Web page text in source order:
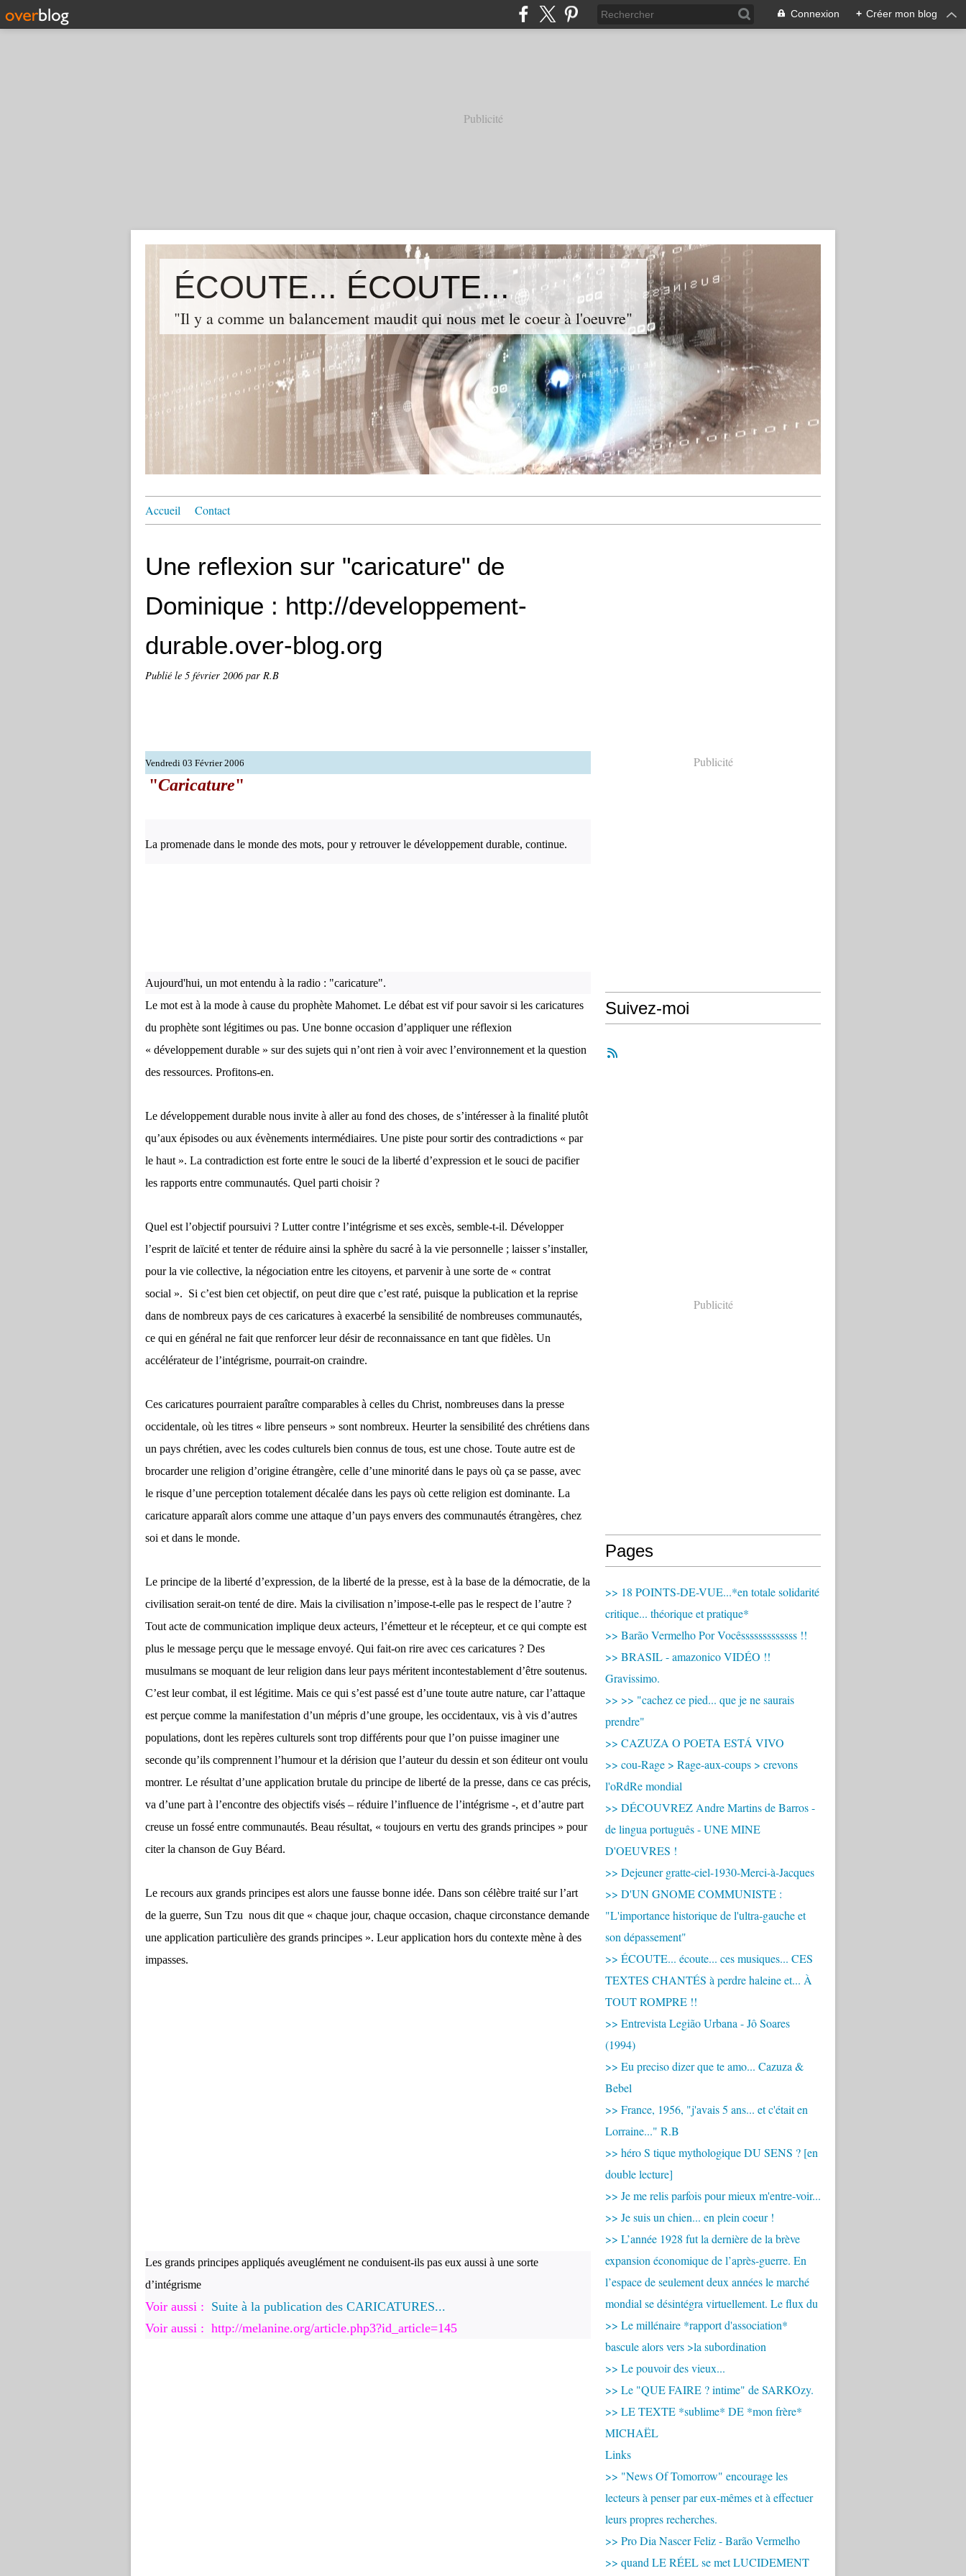
Connexion + Créer mon blog
Publicité
ÉCOUTE... ÉCOUTE...
"Il y a comme un balancement maudit qui nous met le coeur à l'oeuvre"
Accueil Contact
Une reflexion sur "caricature" de
Dominique : http://developpement-
durable.over-blog.org
Publié le 5 février 2006par R.B
Vendredi 03 Février 2006
"Caricature"
La promenade dans le monde des mots, pour y retrouver le développement durable, continue.
Aujourd'hui, un mot entendu à la radio : "caricature".
Le mot est à la mode à cause du prophète Mahomet. Le débat est vif pour savoir si les caricatures
du prophète sont légitimes ou pas. Une bonne occasion d’appliquer une réflexion
« développement durable » sur des sujets qui n’ont rien à voir avec l’environnement et la question
des ressources. Profitons-en.
Le développement durable nous invite à aller au fond des choses, de s’intéresser à la finalité plutôt
qu’aux épisodes ou aux évènements intermédiaires. Une piste pour sortir des contradictions « par
le haut ». La contradiction est forte entre le souci de la liberté d’expression et le souci de pacifier
les rapports entre communautés. Quel parti choisir ?
Quel est l’objectif poursuivi ? Lutter contre l’intégrisme et ses excès, semble-t-il. Développer
l’esprit de laïcité et tenter de réduire ainsi la sphère du sacré à la vie personnelle ; laisser s’installer,
pour la vie collective, la négociation entre les citoyens, et parvenir à une sorte de « contrat
social ». Si c’est bien cet objectif, on peut dire que c’est raté, puisque la publication et la reprise
dans de nombreux pays de ces caricatures à exacerbé la sensibilité de nombreuses communautés,
ce qui en général ne fait que renforcer leur désir de reconnaissance en tant que fidèles. Un
accélérateur de l’intégrisme, pourrait-on craindre.
Ces caricatures pourraient paraître comparables à celles du Christ, nombreuses dans la presse
occidentale, où les titres « libre penseurs » sont nombreux. Heurter la sensibilité des chrétiens dans
un pays chrétien, avec les codes culturels bien connus de tous, est une chose. Toute autre est de
brocarder une religion d’origine étrangère, celle d’une minorité dans le pays où ça se passe, avec
le risque d’une perception totalement décalée dans les pays où cette religion est dominante. La
caricature apparaît alors comme une attaque d’un pays envers des communautés étrangères, chez
soi et dans le monde.
Le principe de la liberté d’expression, de la liberté de la presse, est à la base de la démocratie, de la
civilisation serait-on tenté de dire. Mais la civilisation n’impose-t-elle pas le respect de l’autre ?
Tout acte de communication implique deux acteurs, l’émetteur et le récepteur, et ce qui compte est
plus le message perçu que le message envoyé. Qui fait-on rire avec ces caricatures ? Des
musulmans se moquant de leur religion dans leur pays méritent incontestablement d’être soutenus.
C’est leur combat, il est légitime. Mais ce qui s’est passé est d’une toute autre nature, car l’attaque
est perçue comme la manifestation d’un mépris d’une groupe, les occidentaux, vis à vis d’autres
populations, dont les repères culturels sont trop différents pour que l’on puisse imaginer une
seconde qu’ils comprennent l’humour et la dérision que l’auteur du dessin et son éditeur ont voulu
montrer. Le résultat d’une application brutale du principe de liberté de la presse, dans ce cas précis,
va d’une part à l’encontre des objectifs visés – réduire l’influence de l’intégrisme -, et d’autre part
creuse un fossé entre communautés. Beau résultat, « toujours en vertu des grands principes » pour
citer la chanson de Guy Béard.
Le recours aux grands principes est alors une fausse bonne idée. Dans son célèbre traité sur l’art
de la guerre, Sun Tzu nous dit que « chaque jour, chaque occasion, chaque circonstance demande
une application particulière des grands principes ». Leur application hors du contexte mène à des
impasses.
Les grands principes appliqués aveuglément ne conduisent-ils pas eux aussi à une sorte
d’intégrisme
Voir aussi : Suite à la publication des CARICATURES...
Voir aussi : http://melanine.org/article.php3?id_article=145
Publicité
Suivez-moi
Publicité
Pages
>> 18 POINTS-DE-VUE...*en totale solidarité
critique... théorique et pratique*
>> Barão Vermelho Por Vocêsssssssssssss !!
>> BRASIL - amazonico VIDÉO !!
Gravissimo.
>> >> "cachez ce pied... que je ne saurais
prendre"
>> CAZUZA O POETA ESTÁ VIVO
>> cou-Rage > Rage-aux-coups > crevons
l'oRdRe mondial
>> DÉCOUVREZ Andre Martins de Barros -
de lingua português - UNE MINE
D'OEUVRES !
>> Dejeuner gratte-ciel-1930-Merci-à-Jacques
>> D'UN GNOME COMMUNISTE :
"L'importance historique de l'ultra-gauche et
son dépassement"
>> ÉCOUTE... écoute... ces musiques... CES
TEXTES CHANTÉS à perdre haleine et... À
TOUT ROMPRE !!
>> Entrevista Legião Urbana - Jô Soares
(1994)
>> Eu preciso dizer que te amo... Cazuza &
Bebel
>> France, 1956, "j'avais 5 ans... et c'était en
Lorraine..." R.B
>> héro S tique mythologique DU SENS ? [en
double lecture]
>> Je me relis parfois pour mieux m'entre-voir...
>> Je suis un chien... en plein coeur !
>> L’année 1928 fut la dernière de la brève
expansion économique de l’après-guerre. En
l’espace de seulement deux années le marché
mondial se désintégra virtuellement. Le flux du
>> Le millénaire *rapport d'association*
bascule alors vers >la subordination
>> Le pouvoir des vieux...
>> Le "QUE FAIRE ? intime" de SARKOzy.
>> LE TEXTE *sublime* DE *mon frère*
MICHAËL
Links
>> "News Of Tomorrow" encourage les
lecteurs à penser par eux-mêmes et à effectuer
leurs propres recherches.
>> Pro Dia Nascer Feliz - Barão Vermelho
>> quand LE RÉEL se met LUCIDEMENT